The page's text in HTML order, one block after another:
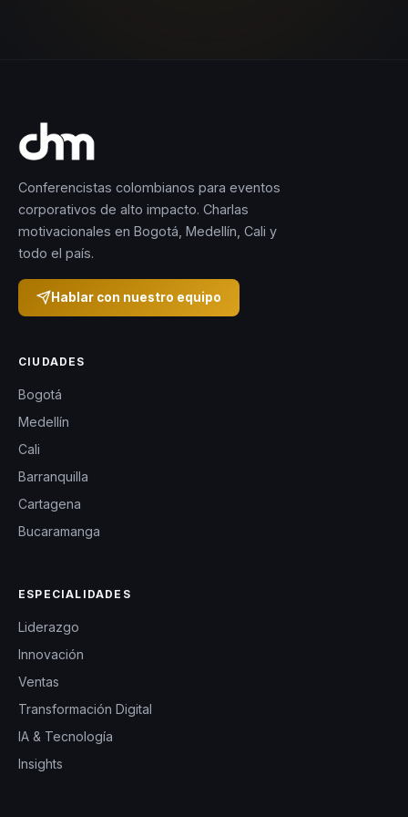
Conferencistas colombianos para eventos
corporativos de alto impacto. Charlas
motivacionales en Bogotá, Medellín, Cali y
todo el país.
Hablar con nuestro equipo
CIUDADES
Bogotá
Medellín
Cali
Barranquilla
Cartagena
Bucaramanga
ESPECIALIDADES
Liderazgo
Innovación
Ventas
Transformación Digital
IA & Tecnología
Insights